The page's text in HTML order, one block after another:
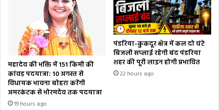
महादेव की भक्ति में 151 किमी की
कांवड़ पदयात्रा: 10 अगस्त से
विधायक भावना बोहरा करेंगी
अमरकंटक से भोरमदेव तक पदयात्रा
19 hours ago
पंडरिया-कुकदूर क्षेत्र में कल दो घंटे
बिजली सप्लाई रहेगी बंद पंडरिया
शहर की पूरी लाइन होगी प्रभावित
22 hours ago